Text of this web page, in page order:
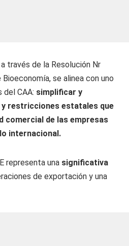
través de la Resolución Nr
se alinea con uno
CAA: simplificar y
restricciones estatales que
comercial de las empresas
internacional.
representa una significativa
de exportación y una